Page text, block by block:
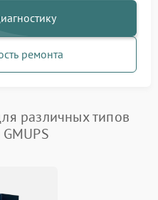
ремонта
различных типов